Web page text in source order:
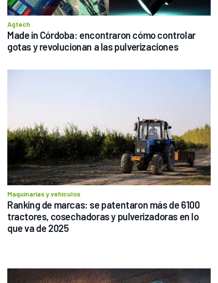
Agtech
Made in Córdoba: encontraron cómo controlar
gotas y revolucionan a las pulverizaciones
Maquinarias y vehículos
Ranking de marcas: se patentaron más de 6100
tractores, cosechadoras y pulverizadoras en lo
que va de 2025